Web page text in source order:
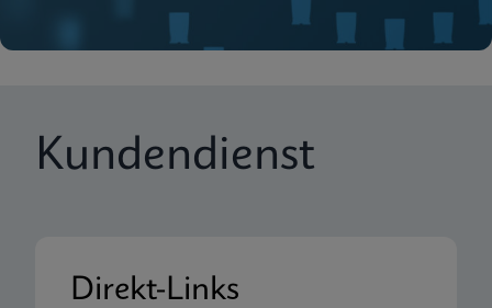
Kundendienst
Direkt-Links